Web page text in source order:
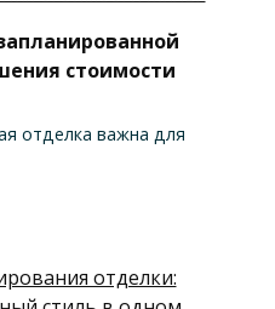
стоимости
отделка важна для